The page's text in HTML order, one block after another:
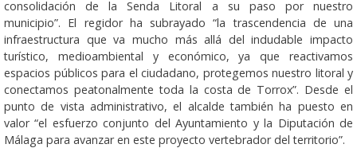
consolidación de la Senda Litoral a su paso por nuestro
municipio”. El regidor ha subrayado “la trascendencia de una
infraestructura que va mucho más allá del indudable impacto
turístico, medioambiental y económico, ya que reactivamos
espacios públicos para el ciudadano, protegemos nuestro litoral y
conectamos peatonalmente toda la costa de Torrox”. Desde el
punto de vista administrativo, el alcalde también ha puesto en
valor “el esfuerzo conjunto del Ayuntamiento y la Diputación de
Málaga para avanzar en este proyecto vertebrador del territorio”.